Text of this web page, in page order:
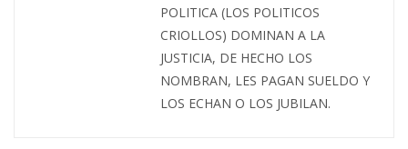
POLITICA (LOS POLITICOS
CRIOLLOS) DOMINAN A LA
JUSTICIA, DE HECHO LOS
NOMBRAN, LES PAGAN SUELDO Y
LOS ECHAN O LOS JUBILAN.